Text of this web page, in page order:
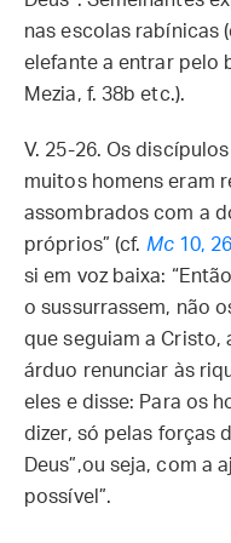
nas escolas rabínicas
elefante a entrar pelo
Mezia, f. 38b etc.).
V. 25-26. Os
muitos homens eram
assombrados com a
próprios” (cf. Mc10,
si em voz baixa:
o sussurrassem, não
que seguiam a Cristo,
árduo renunciar às
eles e disse: Para os
dizer, só pelas forças
Deus”,ou seja, com a
possível”.